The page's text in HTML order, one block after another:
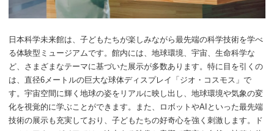
日本科学未来館は、子どもたちが楽しみながら最先端の科学技術を学べ
る体験型ミュージアムです。館内には、地球環境、宇宙、生命科学な
ど、さまざまなテーマに基づいた展示が多数あります。特に目を引くの
は、直径6メートルの巨大な球体ディスプレイ「ジオ・コスモス」で
す。宇宙空間に輝く地球の姿をリアルに映し出し、地球環境や気象の変
化を視覚的に学ぶことができます。また、ロボットやAIといった最先端
技術の展示も充実しており、子どもたちの好奇心を強く刺激します。ド